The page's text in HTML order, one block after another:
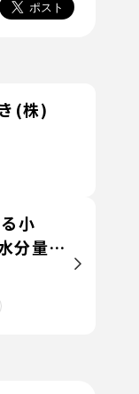
(株)
小
分量の